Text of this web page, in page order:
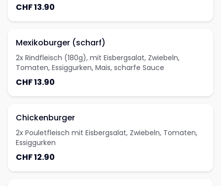
CHF 13.90
Mexikoburger (scharf)
2x Rindfleisch (180g), mit Eisbergsalat, Zwiebeln,
Tomaten, Essiggurken, Mais, scharfe Sauce
CHF 13.90
Chickenburger
2x Pouletfleisch mit Eisbergsalat, Zwiebeln, Tomaten,
Essiggurken
CHF 12.90